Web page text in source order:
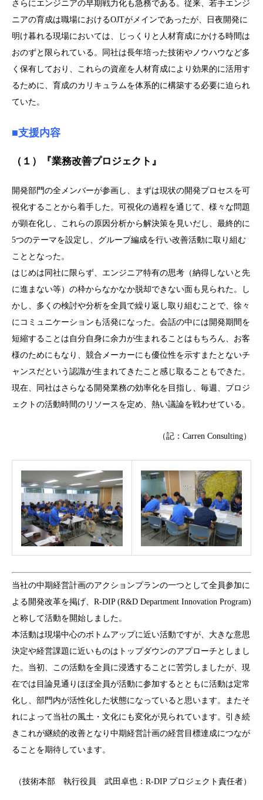
さらにエンジニアの早期戦力化も急務である。従来、若手エンジ
ニアの育成は職場におけるOJTがメインであったが、日夜開発に
明け暮れる現場においては、じっくりと人材育成にかける時間は
おのずと限られている。同社は長年培った技術やノウハウなど多
く保有しており、これらの資産を人材育成により効果的に活用す
るために、育成のカリキュラムを体系的に構築する必要に迫られ
ていた。
■支援内容
（１）『業務改善プロジェクト』
開発部門の全メンバーが参画し、まずは現状の開発プロセスを可
視化することから着手した。可視化の過程を通じて、様々な問題
が顕在化し、これらの原因分析から解決策を見いだし、最終的に
5つのテーマを設定し、グループ編成を行い改善活動に取り組む
こととなった。
はじめは同社に限らず、エンジニア特有の思考（納得しないと先
に進まない等）の枠からなかなか脱却できない面も見られた。し
かし、多くの検討や分析を全員で繰り返し取り組むことで、徐々
にコミュニケーションも活発になった。会話の中には開発期間を
短縮することは自分自身に余力が生まれることはもちろん、お客
様のためにもなり、競合メーカーにも優位性を示すまたとないチ
ャンスだという認識が生まれてきたこと感じ取ることもできた。
現在、同社はさらなる開発業務の効率化を目指し、毎週、プロジ
ェクトの活動時間のリソースを定め、熱い議論を戦わせている。
（記：Carren Consulting）
当社の中期経営計画のアクションプランの一つとして全員参加に
よる開発改革を掲げ、R-DIP (R&D Department Innovation Program)
と称して活動を開始しました。
本活動は現場中心のボトムアップに近い活動ですが、大きな意思
決定や経営課題に近いものはトップダウンのアプローチとしまし
た。当初、この活動を全員に浸透することに苦労しましたが、現
在では目論見通りほぼ全員が活動に参加するとともに活動は定常
化し、部門内が活性化した状態になっていると思います。またそ
れによって当社の風土・文化にも変化が見られています。引き続
きこれが継続的改善となり中期経営計画の経営目標達成につなが
ることを期待しています。
（技術本部 執行役員 武田卓也：R-DIP プロジェクト責任者）